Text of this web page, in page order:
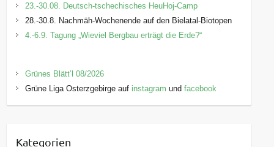
23.-30.08. Deutsch-tschechisches HeuHoj-Camp
28.-30.8. Nachmäh-Wochenende auf den Bielatal-Biotopen
4.-6.9. Tagung „Wieviel Bergbau erträgt die Erde?“
Grünes Blätt’l 08/2026
Grüne Liga Osterzgebirge auf instagram undfacebook
Kategorien